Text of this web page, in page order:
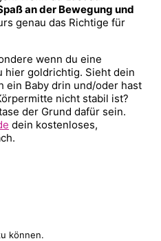
an der Bewegung und
genau das Richtige für
wenn du eine
hier goldrichtig. Sieht dein
ein Baby drin und/oder hast
nicht stabil ist?
der Grund dafür sein.
dein kostenloses,
können.